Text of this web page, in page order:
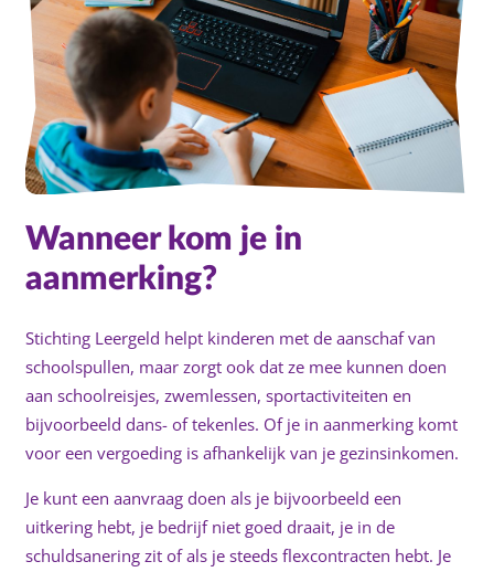
Wanneer kom je in
aanmerking?
Stichting Leergeld helpt kinderen met de aanschaf van
schoolspullen, maar zorgt ook dat ze mee kunnen doen
aan schoolreisjes, zwemlessen, sportactiviteiten en
bijvoorbeeld dans- of tekenles. Of je in aanmerking komt
voor een vergoeding is afhankelijk van je gezinsinkomen.
Je kunt een aanvraag doen als je bijvoorbeeld een
uitkering hebt, je bedrijf niet goed draait, je in de
schuldsanering zit of als je steeds flexcontracten hebt. Je